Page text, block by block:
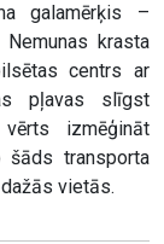
galamērķis –
krasta
centrs ar
pļavas slīgst
izmēģināt
šāds transporta
vietās.